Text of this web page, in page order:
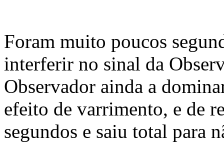
Foram muito poucos
interferir no sinal da
Observador ainda a
efeito de varrimento, e de
segundos e saiu total para